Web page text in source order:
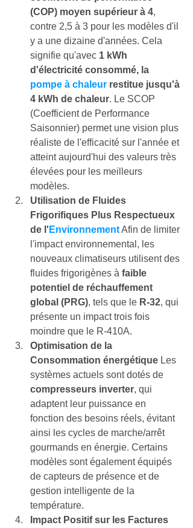
(COP) moyen supérieur à 4,
contre 2,5 à 3 pour les modèles d'il
y a une dizaine d'années. Cela
signifie qu'avec 1 kWh
d'électricité consommé, la
pompe à chaleur restitue jusqu'à
4 kWh de chaleur. Le SCOP
(Coefficient de Performance
Saisonnier) permet une vision plus
réaliste de l'efficacité sur l'année et
atteint aujourd'hui des valeurs très
élevées pour les meilleurs
modèles.
Utilisation de Fluides
Frigorifiques Plus Respectueux
de l' Environnement Afin de limiter
l'impact environnemental, les
nouveaux climatiseurs utilisent des
fluides frigorigènes à faible
potentiel de réchauffement
global (PRG), tels que le R-32, qui
présente un impact trois fois
moindre que le R-410A.
Optimisation de la
Consommation énergétique Les
systèmes actuels sont dotés de
compresseurs inverter, qui
adaptent leur puissance en
fonction des besoins réels, évitant
ainsi les cycles de marche/arrêt
gourmands en énergie. Certains
modèles sont également équipés
de capteurs de présence et de
gestion intelligente de la
température.
Impact Positif sur les Factures